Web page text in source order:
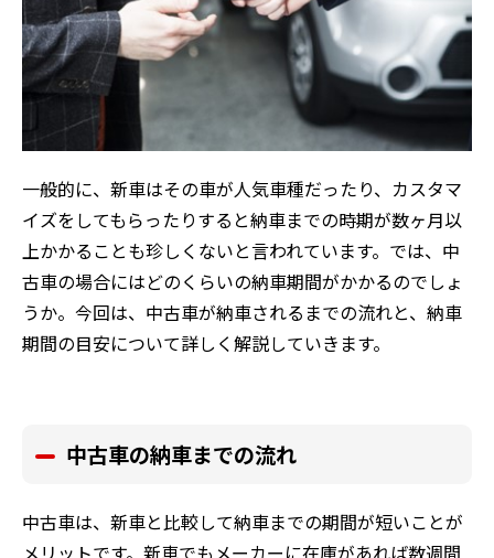
一般的に、新車はその車が人気車種だったり、カスタマ
イズをしてもらったりすると納車までの時期が数ヶ月以
上かかることも珍しくないと言われています。では、中
古車の場合にはどのくらいの納車期間がかかるのでしょ
うか。今回は、中古車が納車されるまでの流れと、納車
期間の目安について詳しく解説していきます。
中古車の納車までの流れ
中古車は、新車と比較して納車までの期間が短いことが
メリットです。新車でもメーカーに在庫があれば数週間